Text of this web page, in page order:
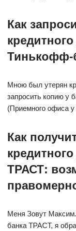
Как
Тинькофф-
Мною был утерян
запросить копию у
(Приемного офиса
Как
ТРАСТ:
Меня Зовут
банка ТРАСТ, я